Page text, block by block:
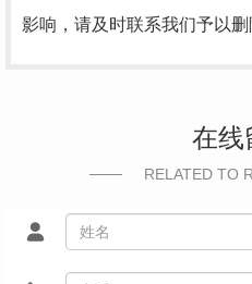
影响，请及时联系我们予以删
在线
RELATED TO